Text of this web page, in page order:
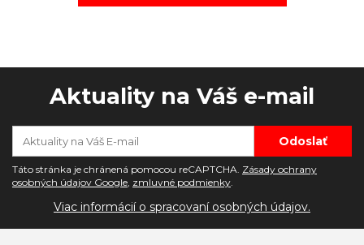
Aktuality na Váš e-mail
Táto stránka je chránená pomocou reCAPTCHA. Zásady ochrany
osobných údajov Google, zmluvné podmienky.
Viac informácií o spracovaní osobných údajov.